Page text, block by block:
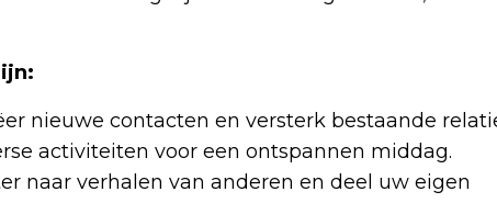
nieuwe contacten en versterk bestaande
activiteiten voor een ontspannen middag.
naar verhalen van anderen en deel uw eigen